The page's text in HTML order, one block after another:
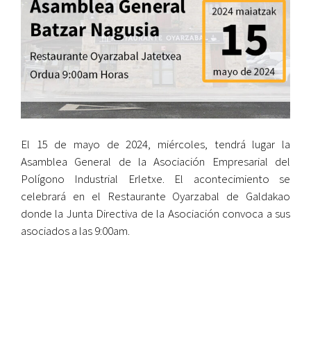
El 15 de mayo de 2024, miércoles, tendrá lugar la
Asamblea General de la Asociación Empresarial del
Polígono Industrial Erletxe. El acontecimiento se
celebrará en el Restaurante Oyarzabal de Galdakao
donde la Junta Directiva de la Asociación convoca a sus
asociados a las 9:00am.